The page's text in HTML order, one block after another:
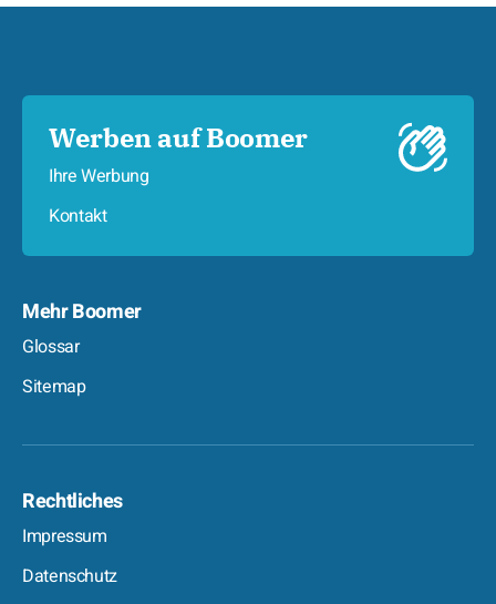
Werben auf Boomer
Ihre Werbung
Kontakt
Mehr Boomer
Glossar
Sitemap
Rechtliches
Impressum
Datenschutz